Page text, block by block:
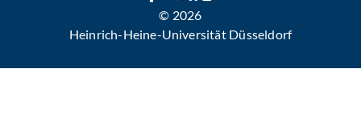
© 2026
Heinrich-Heine-Universität Düsseldorf